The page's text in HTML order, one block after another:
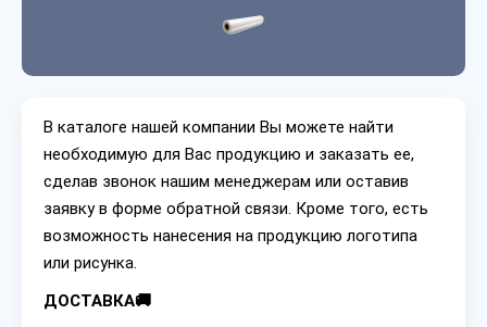
В каталоге нашей компании Вы можете найти
необходимую для Вас продукцию и заказать ее,
сделав звонок нашим менеджерам или оставив
заявку в форме обратной связи. Кроме того, есть
возможность нанесения на продукцию логотипа
или рисунка.
ДОСТАВКА🚚